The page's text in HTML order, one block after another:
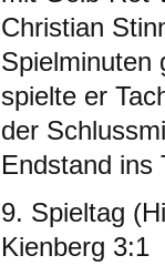
Christian
Spielminuten
spielte er
der
Endstand ins
9. Spieltag
Kienberg 3:1